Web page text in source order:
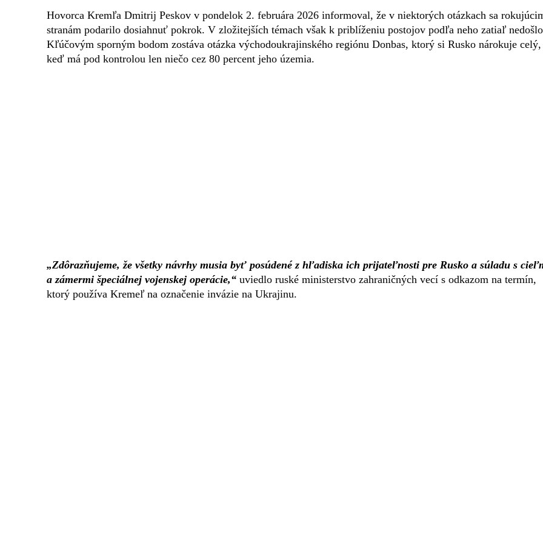
Hovorca Kremľa Dmitrij Peskov v pondelok 2. februára 2026 informoval, že v niektorých otázkach sa
stranám podarilo dosiahnuť pokrok. V zložitejších témach však k priblíženiu postojov podľa neho zatiaľ
Kľúčovým sporným bodom zostáva otázka východoukrajinského regiónu Donbas, ktorý si Rusko nárokuje celý,
keď má pod kontrolou len niečo cez 80 percent jeho územia.
„Zdôrazňujeme, že všetky návrhy musia byť posúdené z hľadiska ich prijateľnosti pre Rusko a súladu s
a zámermi špeciálnej vojenskej operácie,“ uviedlo ruské ministerstvo zahraničných vecí s odkazom na termín,
ktorý používa Kremeľ na označenie invázie na Ukrajinu.